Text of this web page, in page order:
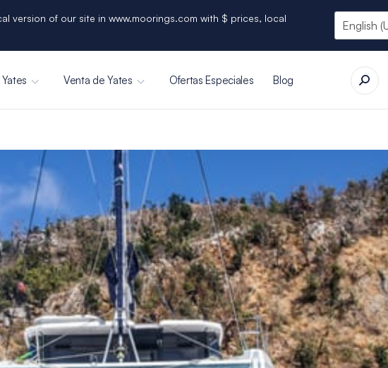
version of our site in www.moorings.com with $ prices, local
Yates Venta de Yates Ofertas Especiales Blog